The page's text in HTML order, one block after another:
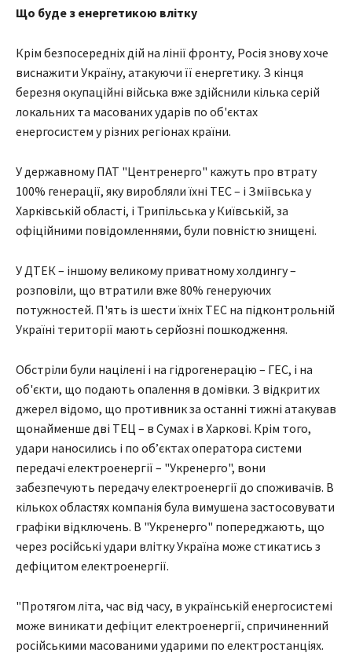
Що буде з енергетикою влітку
Крім безпосередніх дій на лінії фронту, Росія знову хоче
виснажити Україну, атакуючи її енергетику. З кінця
березня окупаційні війська вже здійснили кілька серій
локальних та масованих ударів по об'єктах
енергосистем у різних регіонах країни.
У державному ПАТ "Центренерго" кажуть про втрату
100% генерації, яку виробляли їхні ТЕС – і Зміївська у
Харківській області, і Трипільська у Київській, за
офіційними повідомленнями, були повністю знищені.
У ДТЕК – іншому великому приватному холдингу –
розповіли, що втратили вже 80% генеруючих
потужностей. П'ять із шести їхніх ТЕС на підконтрольній
Україні території мають серйозні пошкодження.
Обстріли були націлені і на гідрогенерацію – ГЕС, і на
об'єкти, що подають опалення в домівки. З відкритих
джерел відомо, що противник за останні тижні атакував
щонайменше дві ТЕЦ – в Сумах і в Харкові. Крім того,
удари наносились і по об’єктах оператора системи
передачі електроенергії – "Укренерго", вони
забезпечують передачу електроенергії до споживачів. В
кількох областях компанія була вимушена застосовувати
графіки відключень. В "Укренерго" попереджають, що
через російські удари влітку Україна може стикатись з
дефіцитом електроенергії.
"Протягом літа, час від часу, в українській енергосистемі
може виникати дефіцит електроенергії, спричиненний
російськими масованими ударими по електростанціях.